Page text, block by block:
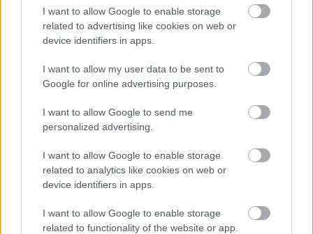
I want to allow Google to enable storage
related to advertising like cookies on web or
device identifiers in apps.
I want to allow my user data to be sent to
Google for online advertising purposes.
I want to allow Google to send me
personalized advertising.
I want to allow Google to enable storage
related to analytics like cookies on web or
device identifiers in apps.
I want to allow Google to enable storage
related to functionality of the website or app.
από το εκκλησάκι του Άι-Νικόλα στην παραλία.
Σημείωσε, τέλος, και τοαρχαίο κάστρο των
Αιγοσθενών, στο λοφάκι πάνω από το Πόρτο
Γερμενό, που είναι το καλύτερα διατηρημένο
κάστρο που έχουμε από την αρχαιότητα στην
Ελλάδα. Το βρίσκειςστον χάρτη εδώ
με ελεύθερη
πρόσβαση, χωρίς εισιτήριο –με την εξαίρεση ενός
από τους πύργους που έχει αναστηλωθεί, και θα
είναι ξανά επισκέψιμος όταν ανοίξουν τα μουσεία
και οι αρχαιολογικοί χώροι.
Περισσότερα εδώ -Η τέλεια μονοήμερη είναι